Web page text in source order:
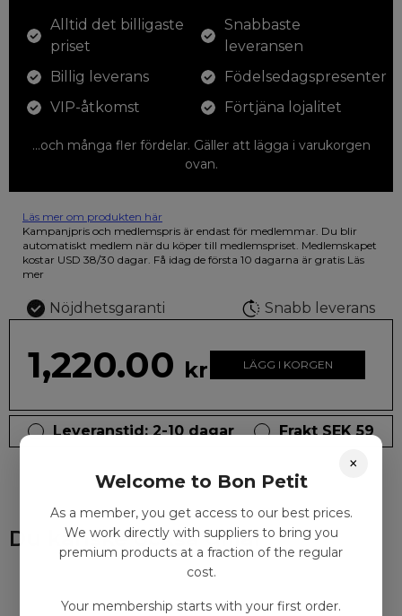
Alltid det billigaste
priset
Billig leverans
VIP-åtkomst
Snabbaste
leveransen
Födelsedagspresenter
Förtjäna lojalitet
...och många fler fördelar. Gäller att lägga i varukorgen
ovan.
Läs mer om produkten här
12 färgpennor som du kan färglägga dina teckningar med. På
illustrationen på den vackra askan finns fjärilar i vilda fluorescerande
färger.
Kampanjpris och medlemspris är endast för medlemmar. Du blir
automatiskt medlem när du köper till medlemspriset. Medlemskapet
kostar USD 38/30 dagar. Få idag de första 10 dagarna är gratis Läs
mer
Nöjdhetsgaranti Snabb leverans
1,220.00 kr LÄGG I KORGEN
Leveranstid: 2-10 dagar Frakt SEK 59
Du kanske också gillar
×
Welcome to Bon Petit
As a member, you get access to our best prices.
We work directly with suppliers to bring you
premium products at a fraction of the regular
cost.
Your membership starts with your first order.